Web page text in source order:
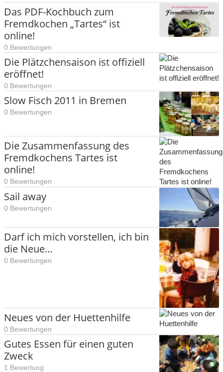
Das PDF-Kochbuch zum
Fremdkochen „Tartes“ ist
online!
0 Bewertungen
Die Plätzchensaison ist offiziell
eröffnet!
0 Bewertungen
Slow Fisch 2011 in Bremen
0 Bewertungen
Die Zusammenfassung des
Fremdkochens Tartes ist
online!
0 Bewertungen
Sail away
0 Bewertungen
Darf ich mich vorstellen, ich bin
die Neue…
0 Bewertungen
Neues von der Huettenhilfe
0 Bewertungen
Gutes Essen für einen guten
Zweck
1 Bewertung